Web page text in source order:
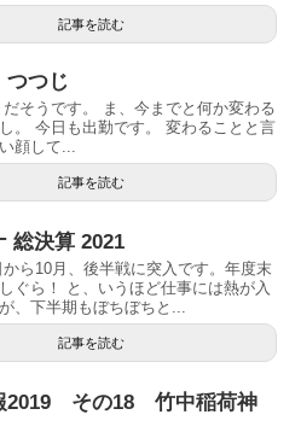
記事を読む
つじ
そうです。 ま、今までと何か変わる
。 今日も出勤です。 変わることと言
顔して...
記事を読む
総決算 2021
ら10月、後半戦に突入です。年度末
ぐら！ と、いうほど仕事には熱が入
、下半期もぼちぼちと...
記事を読む
2019 その18 竹中稲荷神